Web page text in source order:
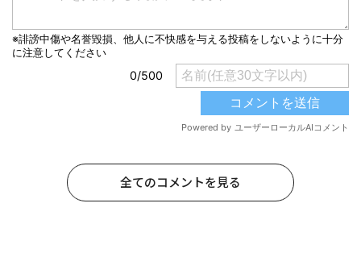
全てのコメントを見る